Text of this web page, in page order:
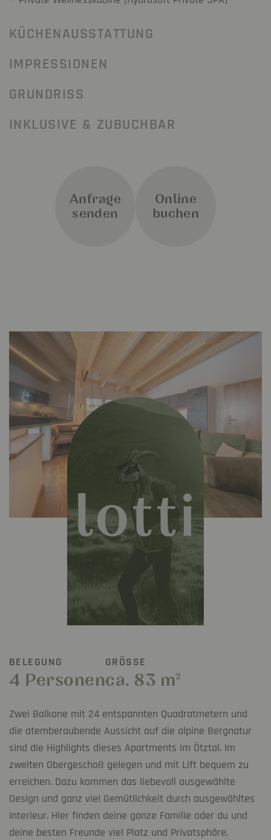
KÜCHENAUSSTATTUNG
IMPRESSIONEN
GRUNDRISS
INKLUSIVE & ZUBUCHBAR
Anfrage
senden
Online
buchen
lotti
BELEGUNG
4 Personen
GRÖSSE
ca. 83 m2
Zwei Balkone mit 24 entspannten Quadratmetern und
die atemberaubende Aussicht auf die alpine Bergnatur
sind die Highlights dieses Apartments im Ötztal. Im
zweiten Obergeschoß gelegen und mit Lift bequem zu
erreichen. Dazu kommen das liebevoll ausgewählte
Design und ganz viel Gemütlichkeit durch ausgewähltes
Interieur. Hier finden deine ganze Familie oder du und
deine besten Freunde viel Platz und Privatsphäre.